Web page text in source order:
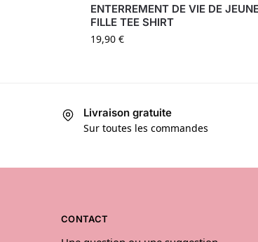
ENTERREMENT DE VIE DE
FILLE TEE SHIRT
19,90 €
Livraison gratuite
Sur toutes les commandes
CONTACT